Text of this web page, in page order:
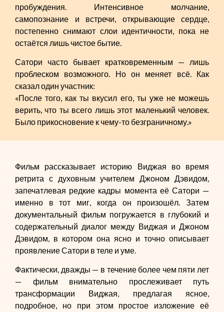
пробуждения. Интенсивное молчание,
самопознание и встречи, открывающие сердце,
постепенно снимают слои идентичности, пока не
остаётся лишь чистое бытие.
Сатори часто бывает кратковременным — лишь
проблеском возможного. Но он меняет всё. Как
сказал один участник:
«После того, как ты вкусил его, ты уже не можешь
верить, что ты всего лишь этот маленький человек.
Было прикосновение к чему-то безграничному.»
Фильм рассказывает историю Виджая во время
ретрита с духовным учителем Джоном Дэвидом,
запечатлевая редкие кадры момента её Сатори —
именно в тот миг, когда он произошёл. Затем
документальный фильм погружается в глубокий и
содержательный диалог между Виджая и Джоном
Дэвидом, в котором она ясно и точно описывает
проявление Сатори в теле и уме.
Фактически, дважды — в течение более чем пяти лет
— фильм внимательно прослеживает путь
трансформации Виджая, предлагая ясное,
подробное, но при этом простое изложение её